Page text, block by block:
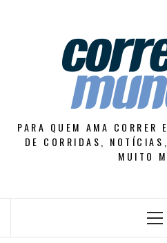
PARA QUEM AMA CORRER
DE CORRIDAS,
MUITO